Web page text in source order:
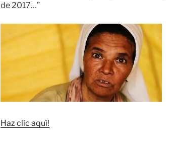
de 2017…”
Haz clic aquí!